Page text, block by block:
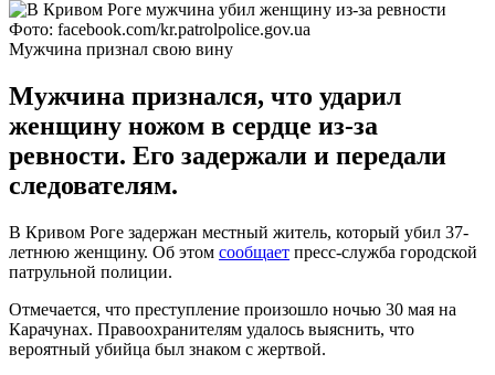
Фото: facebook.com/kr.patrolpolice.gov.ua
Мужчина признал свою вину
Мужчина признался, что ударил
женщину ножом в сердце из-за
ревности. Его задержали и передали
следователям.
В Кривом Роге задержан местный житель, который убил 37-
летнюю женщину. Об этом сообщает пресс-служба городской
патрульной полиции.
Отмечается, что преступление произошло ночью 30 мая на
Карачунах. Правоохранителям удалось выяснить, что
вероятный убийца был знаком с жертвой.